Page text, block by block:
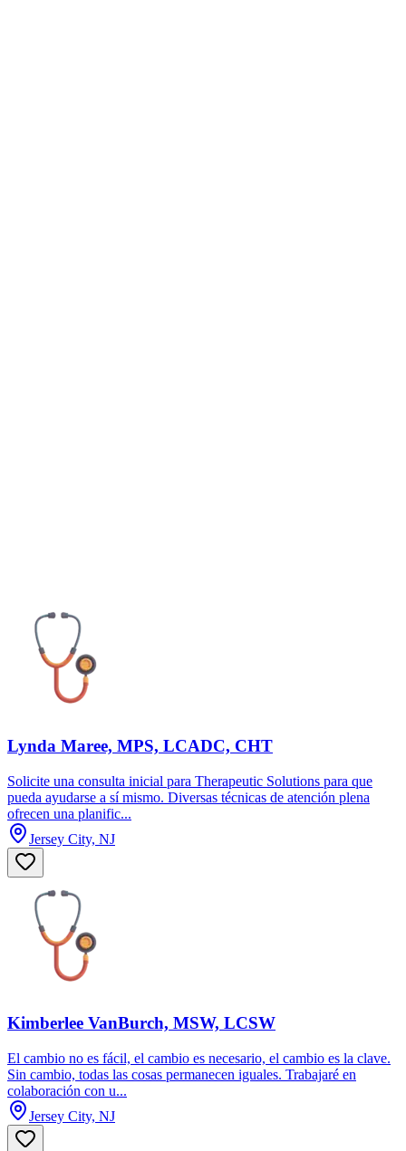
Lynda Maree, MPS, LCADC, CHT
Solicite una consulta inicial para Therapeutic Solutions para que
pueda ayudarse a sí mismo. Diversas técnicas de atención plena
ofrecen una planific...
Jersey City, NJ
Kimberlee VanBurch, MSW, LCSW
El cambio no es fácil, el cambio es necesario, el cambio es la clave.
Sin cambio, todas las cosas permanecen iguales. Trabajaré en
colaboración con u...
Jersey City, NJ